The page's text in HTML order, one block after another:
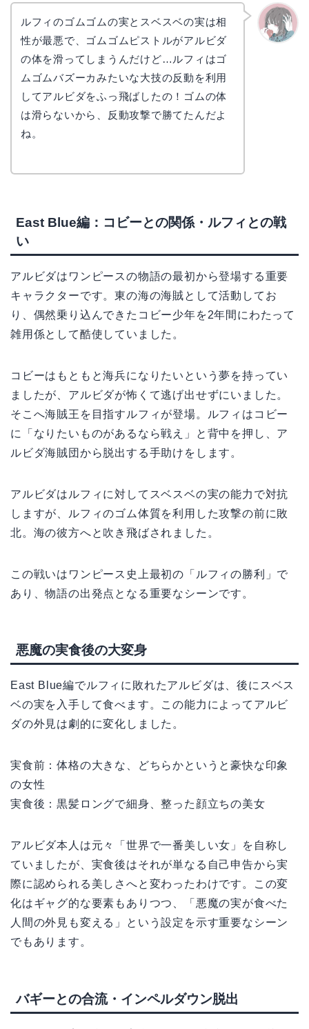
ルフィのゴムゴムの実とスベスベの実は相
性が最悪で、ゴムゴムピストルがアルビダ
の体を滑ってしまうんだけど…ルフィはゴ
ムゴムバズーカみたいな大技の反動を利用
してアルビダをふっ飛ばしたの！ゴムの体
は滑らないから、反動攻撃で勝てたんだよ
ね。
East Blue編：コビーとの関係・ルフィとの戦
い
アルビダはワンピースの物語の最初から登場する重要
キャラクターです。東の海の海賊として活動してお
り、偶然乗り込んできたコビー少年を2年間にわたって
雑用係として酷使していました。
コビーはもともと海兵になりたいという夢を持ってい
ましたが、アルビダが怖くて逃げ出せずにいました。
そこへ海賊王を目指すルフィが登場。ルフィはコビー
に「なりたいものがあるなら戦え」と背中を押し、ア
ルビダ海賊団から脱出する手助けをします。
アルビダはルフィに対してスベスベの実の能力で対抗
しますが、ルフィのゴム体質を利用した攻撃の前に敗
北。海の彼方へと吹き飛ばされました。
この戦いはワンピース史上最初の「ルフィの勝利」で
あり、物語の出発点となる重要なシーンです。
悪魔の実食後の大変身
East Blue編でルフィに敗れたアルビダは、後にスベス
ベの実を入手して食べます。この能力によってアルビ
ダの外見は劇的に変化しました。
実食前：体格の大きな、どちらかというと豪快な印象
の女性
実食後：黒髪ロングで細身、整った顔立ちの美女
アルビダ本人は元々「世界で一番美しい女」を自称し
ていましたが、実食後はそれが単なる自己申告から実
際に認められる美しさへと変わったわけです。この変
化はギャグ的な要素もありつつ、「悪魔の実が食べた
人間の外見も変える」という設定を示す重要なシーン
でもあります。
バギーとの合流・インペルダウン脱出